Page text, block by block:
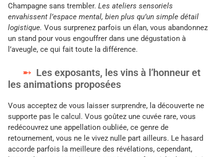
Champagne sans trembler. Les ateliers sensoriels
envahissent l’espace mental, bien plus qu’un simple détail
logistique. Vous surprenez parfois un élan, vous abandonnez
un stand pour vous engouffrer dans une dégustation à
l’aveugle, ce qui fait toute la différence.
Les exposants, les vins à l’honneur et
les animations proposées
Vous acceptez de vous laisser surprendre, la découverte ne
supporte pas le calcul. Vous goûtez une cuvée rare, vous
redécouvrez une appellation oubliée, ce genre de
retournement, vous ne le vivez nulle part ailleurs. Le hasard
accorde parfois la meilleure des révélations, cependant,